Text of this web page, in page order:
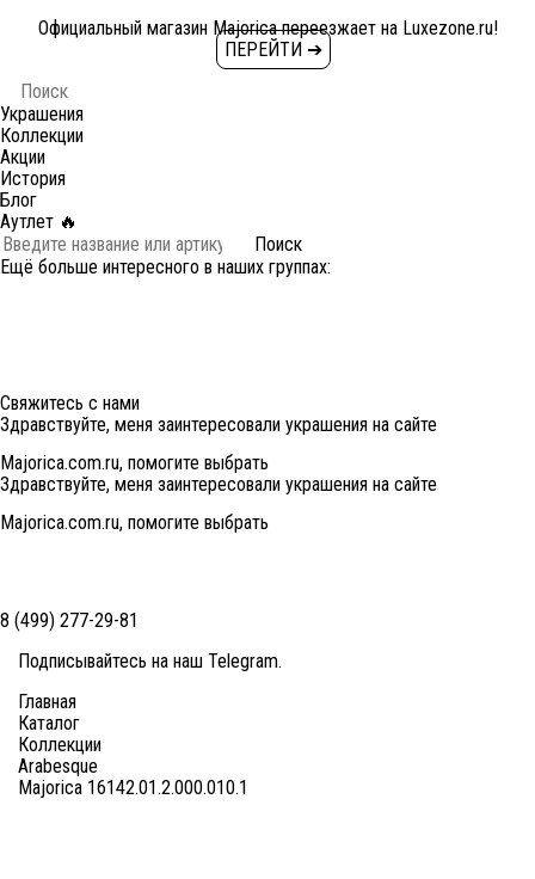
Официальный магазин Majorica переезжает на Luxezone.ru!
ПЕРЕЙТИ ➔
Украшения
Коллекции
Акции
История
Блог
Аутлет 🔥
Поиск
Ещё больше интересного в наших группах:
Свяжитесь с нами
Здравствуйте, меня заинтересовали украшения на сайте
Majorica.com.ru, помогите выбрать
Здравствуйте, меня заинтересовали украшения на сайте
Majorica.com.ru, помогите выбрать
8 (499) 277-29-81
Подписывайтесь на наш Telegram.
Главная
Каталог
Коллекции
Arabesque
Majorica 16142.01.2.000.010.1